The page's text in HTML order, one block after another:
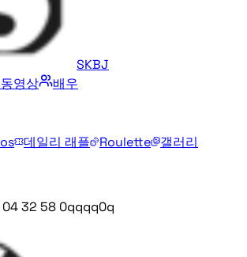
SKBJ
영상 배우
데일리 래플 Roulette
갤러리
04 32 58 0qqqq0q